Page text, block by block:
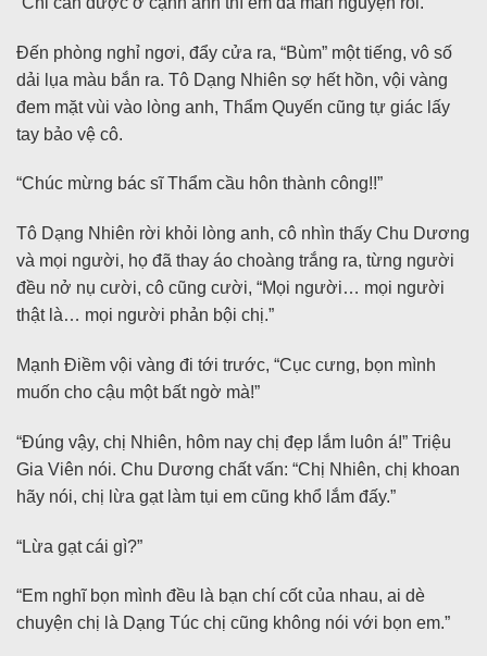
Đến phòng nghỉ ngơi, đẩy cửa ra, “Bùm” một tiếng, vô số
dải lụa màu bắn ra. Tô Dạng Nhiên sợ hết hồn, vội vàng
đem mặt vùi vào lòng anh, Thẩm Quyến cũng tự giác lấy
tay bảo vệ cô.
“Chúc mừng bác sĩ Thẩm cầu hôn thành công!!”
Tô Dạng Nhiên rời khỏi lòng anh, cô nhìn thấy Chu Dương
và mọi người, họ đã thay áo choàng trắng ra, từng người
đều nở nụ cười, cô cũng cười, “Mọi người… mọi người
thật là… mọi người phản bội chị.”
Mạnh Điềm vội vàng đi tới trước, “Cục cưng, bọn mình
muốn cho cậu một bất ngờ mà!”
“Đúng vậy, chị Nhiên, hôm nay chị đẹp lắm luôn á!” Triệu
Gia Viên nói. Chu Dương chất vấn: “Chị Nhiên, chị khoan
hãy nói, chị lừa gạt làm tụi em cũng khổ lắm đấy.”
“Lừa gạt cái gì?”
“Em nghĩ bọn mình đều là bạn chí cốt của nhau, ai dè
chuyện chị là Dạng Túc chị cũng không nói với bọn em.”